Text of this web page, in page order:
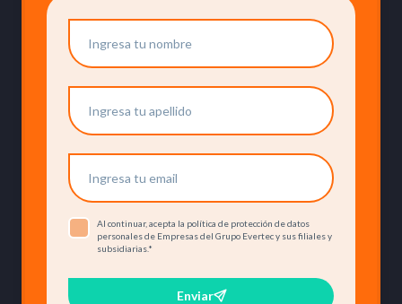
Al continuar, acepta la política de protección de datos
personales de Empresas del Grupo Evertec y sus filiales y
subsidiarias.*
Enviar